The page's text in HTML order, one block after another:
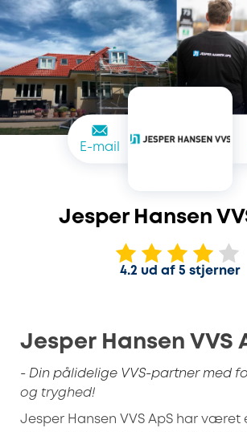
E-mail
Jesper Hansen
4.2 ud af 5 stjerner
Jesper Hansen VVS
- Din pålidelige VVS-partner med
og tryghed!
Jesper Hansen VVS ApS har været